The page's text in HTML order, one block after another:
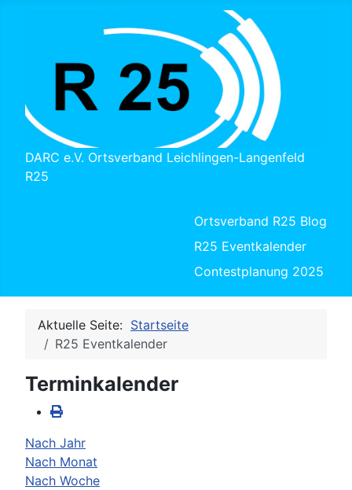
DARC e.V. Ortsverband Leichlingen-Langenfeld
R25
Ortsverband R25 Blog
R25 Eventkalender
Contestplanung 2025
Aktuelle Seite: Startseite
R25 Eventkalender
Terminkalender
Nach Jahr
Nach Monat
Nach Woche